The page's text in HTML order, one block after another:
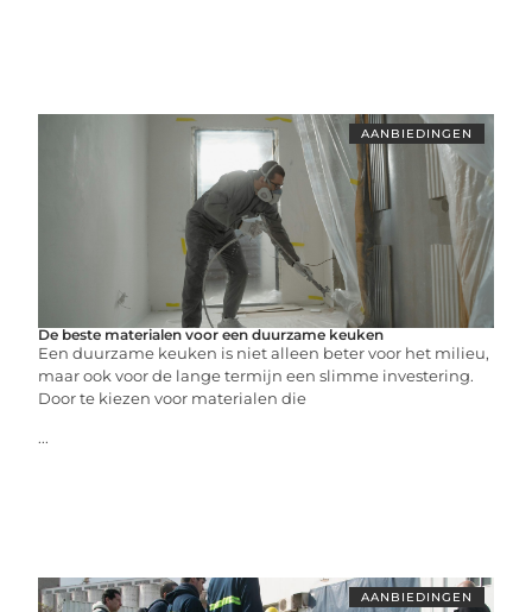
AANBIEDINGEN
De beste materialen voor een duurzame keuken
Een duurzame keuken is niet alleen beter voor het milieu,
maar ook voor de lange termijn een slimme investering.
Door te kiezen voor materialen die
...
AANBIEDINGEN